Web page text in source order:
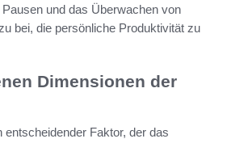
und das Überwachen von
bei, die persönliche Produktivität zu
Dimensionen der
entscheidender Faktor, der das